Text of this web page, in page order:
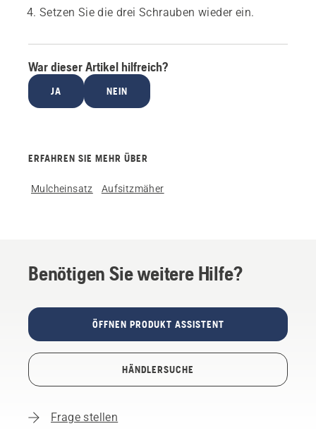
Setzen Sie die drei Schrauben wieder ein.
War dieser Artikel hilfreich?
JA NEIN
ERFAHREN SIE MEHR ÜBER
Mulcheinsatz Aufsitzmäher
Benötigen Sie weitere Hilfe?
ÖFFNEN PRODUKT ASSISTENT
HÄNDLERSUCHE
Frage stellen